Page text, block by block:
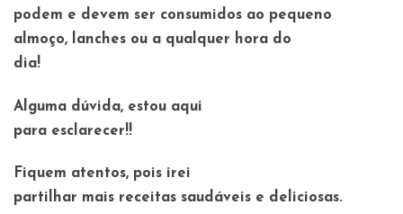
podem e devem ser consumidos ao pequeno
almoço, lanches ou a qualquer hora do
dia!
Alguma dúvida, estou aqui
para esclarecer!!
Fiquem atentos, pois irei
partilhar mais receitas saudáveis e deliciosas.